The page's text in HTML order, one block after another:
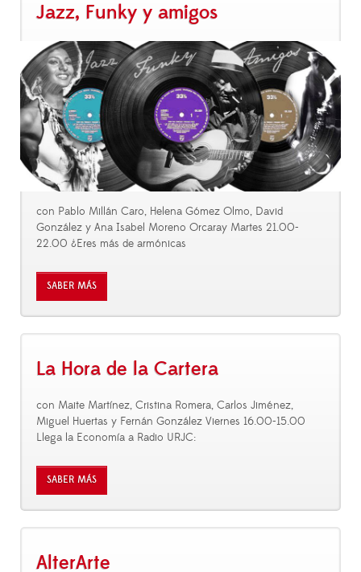
Jazz, Funky y amigos
con Pablo Millán Caro, Helena Gómez Olmo, David
González y Ana Isabel Moreno Orcaray Martes 21.00-
22.00 ¿Eres más de armónicas
SABER MÁS
La Hora de la Cartera
con Maite Martínez, Cristina Romera, Carlos Jiménez,
Miguel Huertas y Fernán González Viernes 16.00-15.00
Llega la Economía a Radio URJC:
SABER MÁS
AlterArte